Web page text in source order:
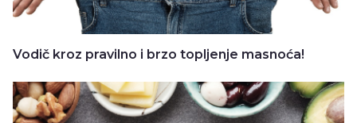
Vodič kroz pravilno i brzo topljenje masnoća!